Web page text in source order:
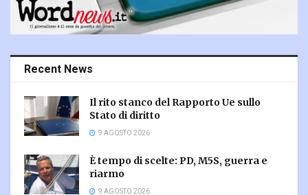
Recent News
Il rito stanco del Rapporto Ue sullo
Stato di diritto
9 AGOSTO 2026
È tempo di scelte: PD, M5S, guerra e
riarmo
9 AGOSTO 2026